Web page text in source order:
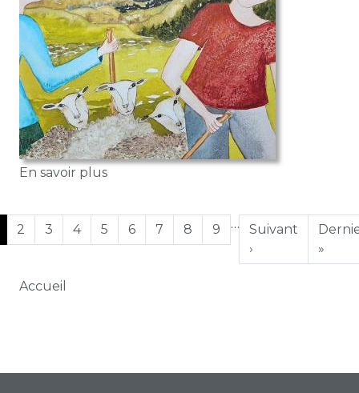
En savoir plussur Bergers
Pagination
courante
Page
2 Page
3 Page
4 Page
5 Page
6 Page
7 Page
8 Page
9 … Page suivante
Suivant
›
»
Fil d'Ariane
Accueil